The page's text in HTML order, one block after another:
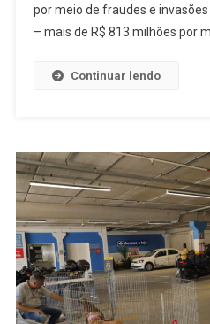
por meio de fraudes e
– mais de R$ 813 milhões por
Continuar lendo